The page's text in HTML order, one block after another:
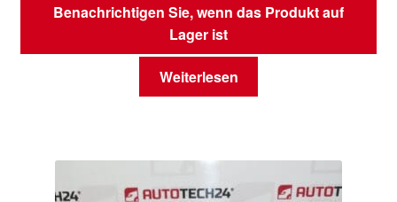
Benachrichtigen Sie, wenn das Produkt auf
Lager ist
Weiterlesen